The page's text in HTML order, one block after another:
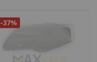
-37%